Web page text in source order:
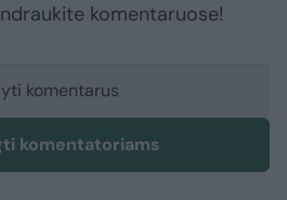
komentaruose!
komentarus
komentatoriams